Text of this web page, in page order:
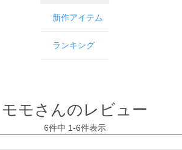
新作アイテム
ランキング
モモさんのレビュー
6件中 1-6件表示